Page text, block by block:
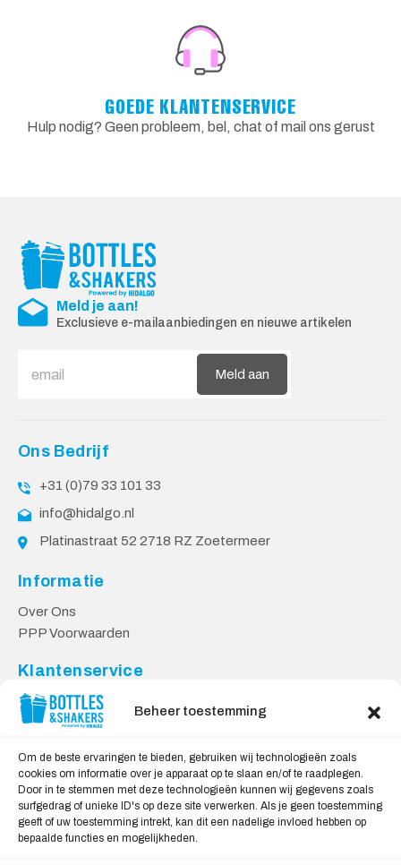
Beheer toestemming
Om de beste ervaringen te bieden, gebruiken wij technologieën zoals
cookies om informatie over je apparaat op te slaan en/of te raadplegen.
Door in te stemmen met deze technologieën kunnen wij gegevens zoals
surfgedrag of unieke ID's op deze site verwerken. Als je geen toestemming
geeft of uw toestemming intrekt, kan dit een nadelige invloed hebben op
bepaalde functies en mogelijkheden.
GOEDE KLANTENSERVICE
Hulp nodig? Geen probleem, bel, chat of mail ons gerust
Meld je aan!
Exclusieve e-mailaanbiedingen en nieuwe artikelen
Meld aan
Ons Bedrijf
+31 (0)79 33 101 33
info@hidalgo.nl
Platinastraat 52 2718 RZ Zoetermeer
Informatie
Over Ons
PPP Voorwaarden
Klantenservice
Contact
Levering & Retourneren
Veilig Shoppen
My account
Winkelwagen